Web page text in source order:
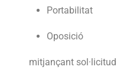
Portabilitat
Oposició
mitjançant sol·licitud